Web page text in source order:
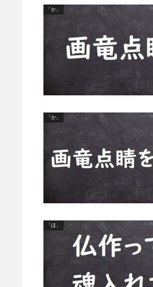
「か」
「か」
「ほ」